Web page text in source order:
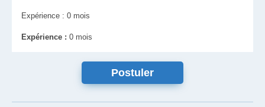
Expérience : 0 mois
Expérience : 0 mois